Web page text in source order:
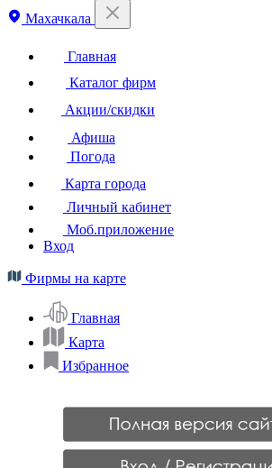
Махачкала
Главная
Каталог фирм
Акции/скидки
Афиша
Погода
Карта города
Личный кабинет
Моб.приложение
Вход
Фирмы на карте
Главная
Карта
Избранное